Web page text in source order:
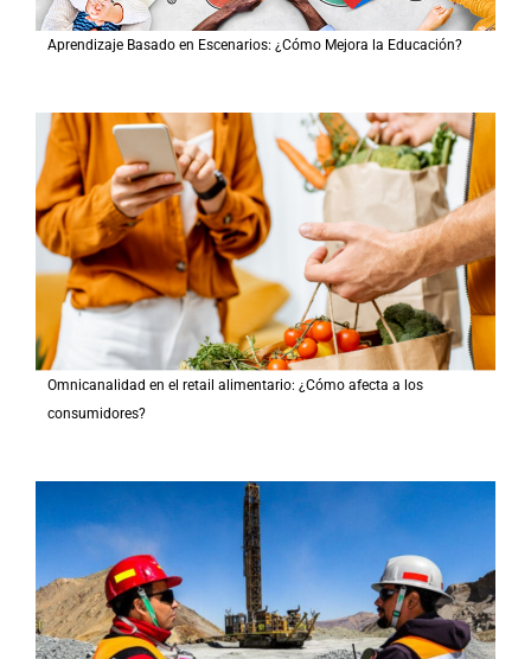
Aprendizaje Basado en Escenarios: ¿Cómo Mejora la Educación?
Omnicanalidad en el retail alimentario: ¿Cómo afecta a los
consumidores?